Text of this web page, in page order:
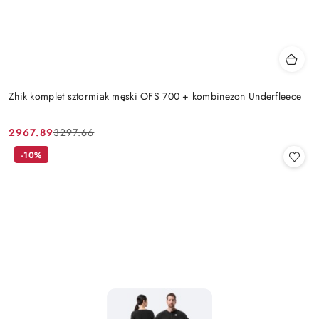
Zhik komplet sztormiak męski OFS 700 + kombinezon Underfleece
Cena
promocyjna:
2967.89
Cena
przed
3297.66
-10%